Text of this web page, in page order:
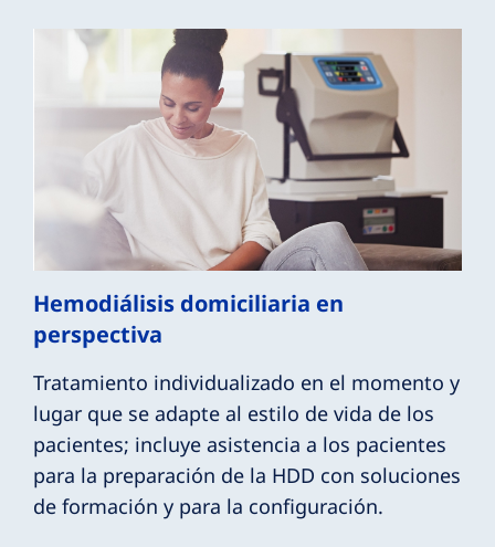
Hemodiálisis domiciliaria en
perspectiva
Tratamiento individualizado en el momento y
lugar que se adapte al estilo de vida de los
pacientes; incluye asistencia a los pacientes
para la preparación de la HDD con soluciones
de formación y para la configuración.